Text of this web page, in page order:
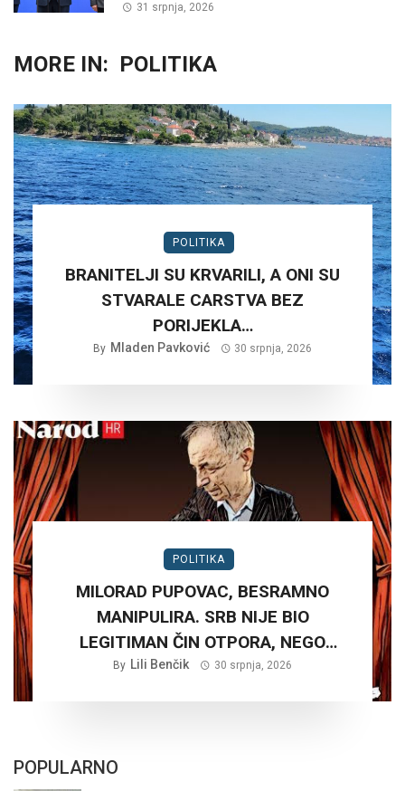
31 srpnja, 2026
MORE IN: POLITIKA
POLITIKA
BRANITELJI SU KRVARILI, A ONI SU
STVARALE CARSTVA BEZ
PORIJEKLA…
By Mladen Pavković 30 srpnja, 2026
POLITIKA
MILORAD PUPOVAC, BESRAMNO
MANIPULIRA. SRB NIJE BIO
LEGITIMAN ČIN OTPORA, NEGO
PLANSKA ČETNIČKA AGRESIJA SA
By Lili Benčik 30 srpnja, 2026
POPULARNO